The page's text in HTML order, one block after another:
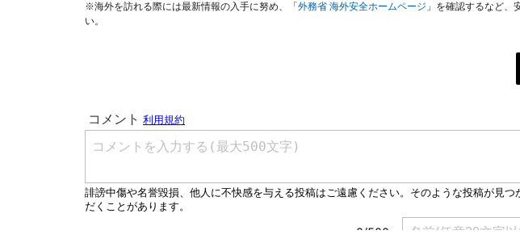
※海外を訪れる際には最新情報の入手に努め、「 外務省 海外安全ホームページ 」を確認するなど、
い。